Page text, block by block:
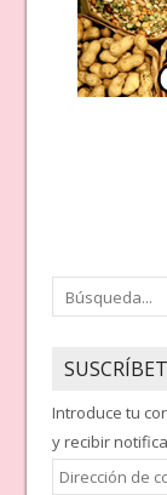
Introduce tu
y recibir
Dirección